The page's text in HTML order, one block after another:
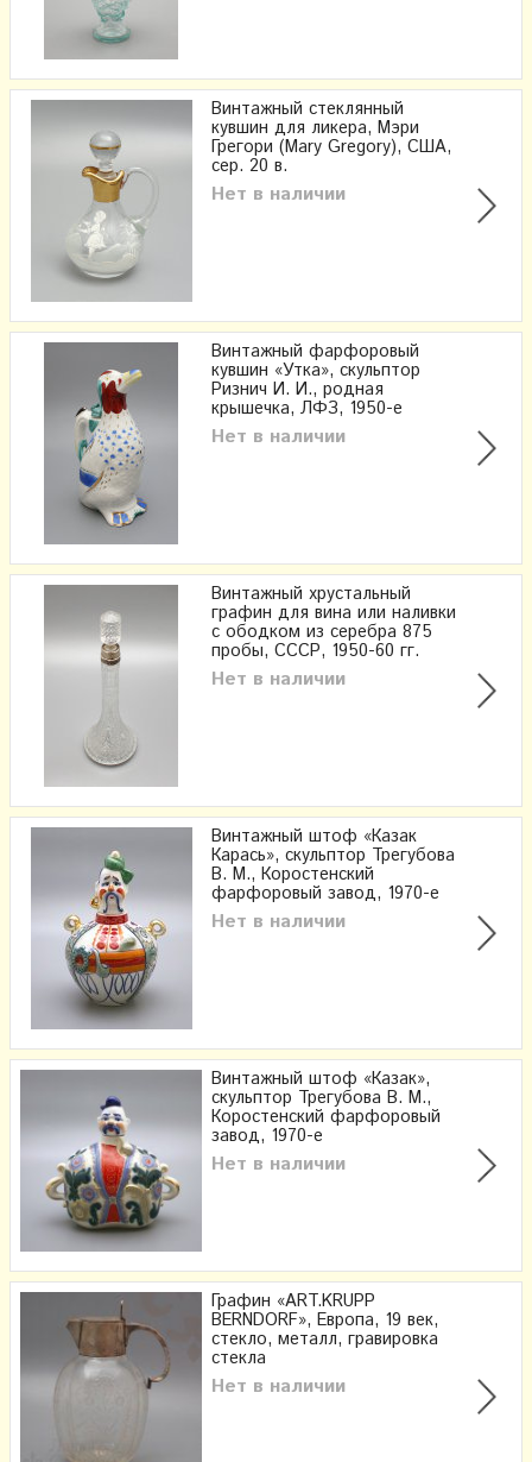
Винтажный стеклянный
кувшин для ликера, Мэри
Грегори (Mary Gregory), США,
сер. 20 в.
Нет в наличии
Винтажный фарфоровый
кувшин «Утка», скульптор
Ризнич И. И., родная
крышечка, ЛФЗ, 1950-е
Нет в наличии
Винтажный хрустальный
графин для вина или наливки
с ободком из серебра 875
пробы, СССР, 1950-60 гг.
Нет в наличии
Винтажный штоф «Казак
Карась», скульптор Трегубова
В. М., Коростенский
фарфоровый завод, 1970-е
Нет в наличии
Винтажный штоф «Казак»,
скульптор Трегубова В. М.,
Коростенский фарфоровый
завод, 1970-е
Нет в наличии
Графин «ART.KRUPP
BERNDORF», Европа, 19 век,
стекло, металл, гравировка
стекла
Нет в наличии